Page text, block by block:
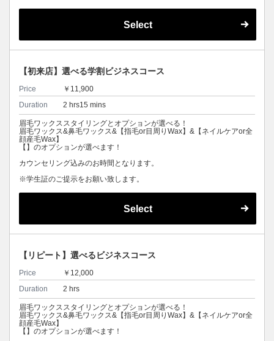
Select
【初来店】選べる学割ビジネスコース
Price
￥11,900
Duration
2 hrs15 mins
眉毛ワックススタイリングとオプションが選べる！
眉毛ワックス&鼻毛ワックス&【指毛or目周りWax】&【ネイルケアor全
顔産毛Wax】
【】のオプションが選べます！
カウンセリング込みのお時間となります。
※学生証のご提示をお願い致します。
Select
【リピート】選べるビジネスコース
Price
￥12,000
Duration
2 hrs
眉毛ワックススタイリングとオプションが選べる！
眉毛ワックス&鼻毛ワックス&【指毛or目周りWax】&【ネイルケアor全
顔産毛Wax】
【】のオプションが選べます！